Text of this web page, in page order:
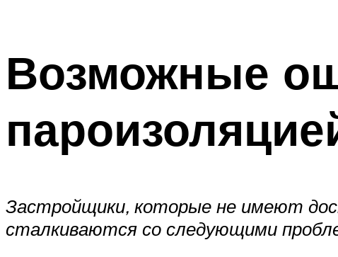
Возможные
Застройщики, которые не имеют
сталкиваются со следующими